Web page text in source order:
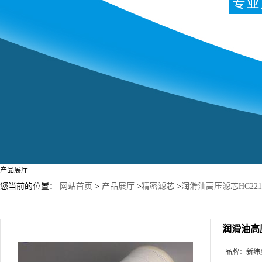
产品展厅
您当前的位置： 网站首页 > 产品展厅 >精密滤芯 >润滑油高压滤芯
润滑油
品牌： 新纬